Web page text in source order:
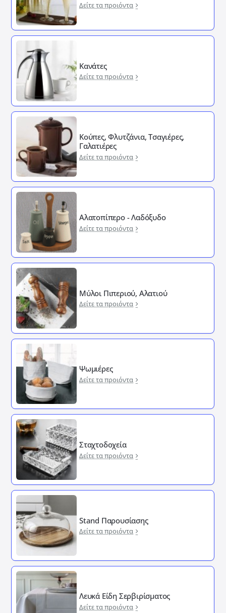
Δείτε τα προιόντα
Κανάτες
Δείτε τα προιόντα
Κούπες, Φλυτζάνια, Τσαγιέρες,
Γαλατιέρες
Δείτε τα προιόντα
Αλατοπίπερο - Λαδόξυδο
Δείτε τα προιόντα
Μύλοι Πιπεριού, Αλατιού
Δείτε τα προιόντα
Ψωμιέρες
Δείτε τα προιόντα
Σταχτοδοχεία
Δείτε τα προιόντα
Stand Παρουσίασης
Δείτε τα προιόντα
Λευκά Είδη Σερβιρίσματος
Δείτε τα προιόντα